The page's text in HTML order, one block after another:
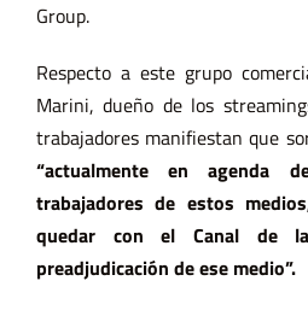
Group.
Respecto a este grupo
Marini, dueño de los
trabajadores manifiestan que
“actualmente en agenda
trabajadores de estos
quedar con el Canal de
preadjudicación de ese medio”.